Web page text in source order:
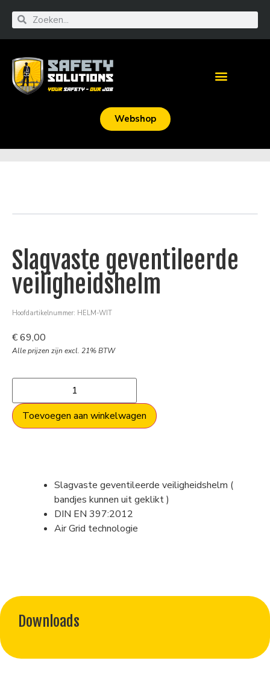
Webshop
Slagvaste geventileerde
veiligheidshelm
Hoofdartikelnummer: HELM-WIT
€69,00
Alle prijzen zijn excl. 21% BTW
Toevoegen aan winkelwagen
Slagvaste geventileerde veiligheidshelm (
bandjes kunnen uit geklikt )
DIN EN 397:2012
Air Grid technologie
Downloads